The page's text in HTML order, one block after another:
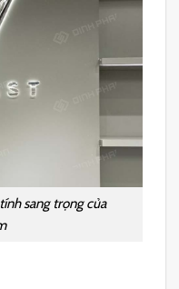
sang trọng của